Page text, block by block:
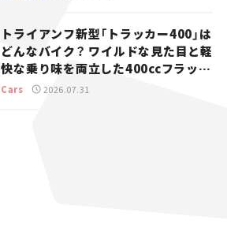
トライアンフ新型「トラッカー400」は
どんなバイク？ ワイルドな見た目と軽
快な乗り味を両立した400ccフラット
トラッカー【試乗レビュー】
Cars 2026.07.31